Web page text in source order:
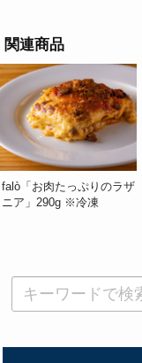
関連商品
falò「お肉たっぷりのラザ
ニア」290g ※冷凍